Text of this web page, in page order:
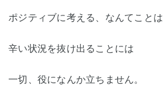
ポジティブに考える、なんてことは
辛い状況を抜け出ることには
一切、役になんか立ちません。